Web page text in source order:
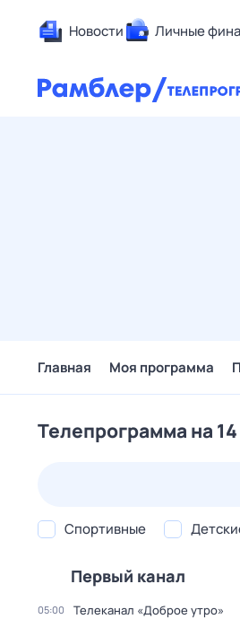
Новости Личные
Главная Моя программа
Телепрограмма на
Спортивные
Первый канал
05:00 Телеканал «Доброе утро»